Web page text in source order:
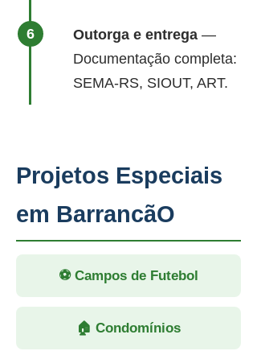
Outorga e entrega —
Documentação completa:
SEMA-RS, SIOUT, ART.
Projetos Especiais
em BarrancãO
⚽ Campos de Futebol
🏠 Condomínios